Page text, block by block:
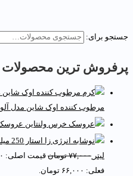
برای:
ترین محصولات
مرطوب کننده اوک شاین مدل آلوئه ورا حجم
عروسک
لیتر ۷۷,۰۰۰ تومان قیمت اصلی: ۷۷,۰۰۰ تومان بود.
فعلی: ۶۶,۰۰۰ تومان.